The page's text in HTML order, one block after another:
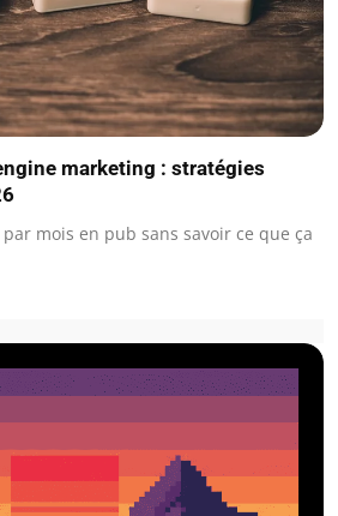
marketing : stratégies
mois en pub sans savoir ce que ça